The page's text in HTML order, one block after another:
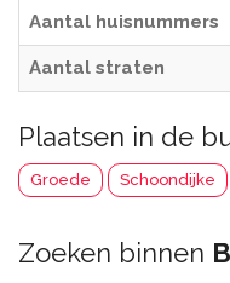
Aantal huisnummers
Aantal straten
Plaatsen in de
Groede Schoondijke
Zoeken binnen